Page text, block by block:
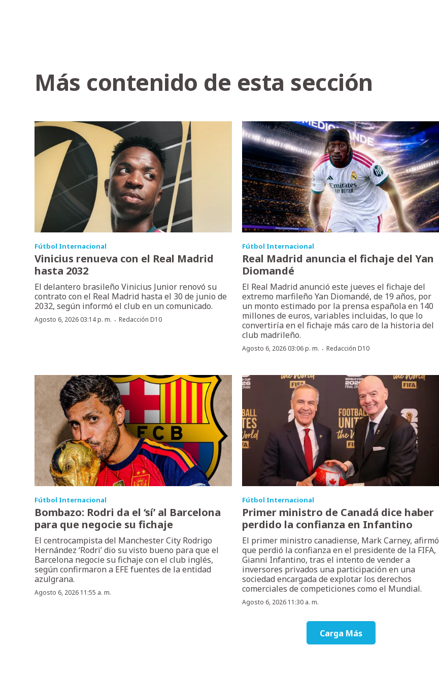
Más contenido de esta sección
Fútbol Internacional
Vinicius renueva con el Real Madrid
hasta 2032
El delantero brasileño Vinicius Junior renovó su
contrato con el Real Madrid hasta el 30 de junio de
2032, según informó el club en un comunicado.
Agosto 6, 2026 03:14 p. m. · Redacción D10
Fútbol Internacional
Real Madrid anuncia el fichaje del Yan
Diomandé
El Real Madrid anunció este jueves el fichaje del
extremo marfileño Yan Diomandé, de 19 años, por
un monto estimado por la prensa española en 140
millones de euros, variables incluidas, lo que lo
convertiría en el fichaje más caro de la historia del
club madrileño.
Agosto 6, 2026 03:06 p. m. ·Redacción D10
Fútbol Internacional
Bombazo: Rodri da el ‘sí’ al Barcelona
para que negocie su fichaje
El centrocampista del Manchester City Rodrigo
Hernández ‘Rodri’ dio su visto bueno para que el
Barcelona negocie su fichaje con el club inglés,
según confirmaron a EFE fuentes de la entidad
azulgrana.
Agosto 6, 2026 11:55 a. m.
Fútbol Internacional
Primer ministro de Canadá dice haber
perdido la confianza en Infantino
El primer ministro canadiense, Mark Carney, afirmó
que perdió la confianza en el presidente de la FIFA,
Gianni Infantino, tras el intento de vender a
inversores privados una participación en una
sociedad encargada de explotar los derechos
comerciales de competiciones como el Mundial.
Agosto 6, 2026 11:30 a. m.
Carga Más